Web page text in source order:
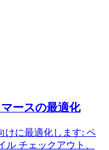
ースの最適化
けに最適化します: ペ
チェックアウト、